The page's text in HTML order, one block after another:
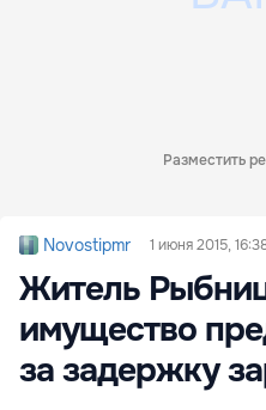
Разместить
Novostipmr 1 июня 2015,
Житель
имущество
за задержку